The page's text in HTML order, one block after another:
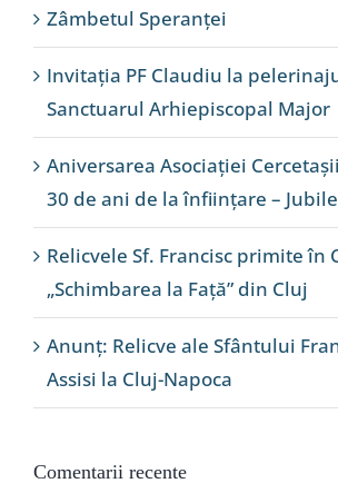
Zâmbetul Speranței
Invitația PF Claudiu la
Sanctuarul Arhiepiscopal Major
Aniversarea Asociației
30 de ani de la înființare –
Relicvele Sf. Francisc primite în
„Schimbarea la Față” din Cluj
Anunț: Relicve ale Sfântului
Assisi la Cluj-Napoca
Comentarii recente